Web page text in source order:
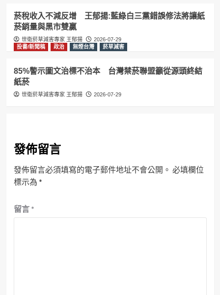
菸稅收入不減反增 王郁揚:藍綠白三黨錯誤修法將讓紙
菸銷量與黑市雙贏
世衛菸草減害專家 王郁揚
2026-07-29
投書/新聞稿
政治 無煙台灣 菸草減害
85%警示圖文治標不治本 台灣禁菸聯盟籲從源頭終結
紙菸
世衛菸草減害專家 王郁揚 2026-07-29
發佈留言
發佈留言必須填寫的電子郵件地址不會公開。 必填欄位
標示為 *
留言 *